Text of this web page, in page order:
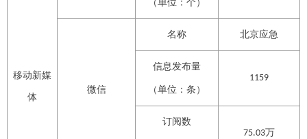
移动新媒
体
（单位：个）
微信
名称 北京应急
信息发布量
（单位：条）
1159
订阅数
75.03万